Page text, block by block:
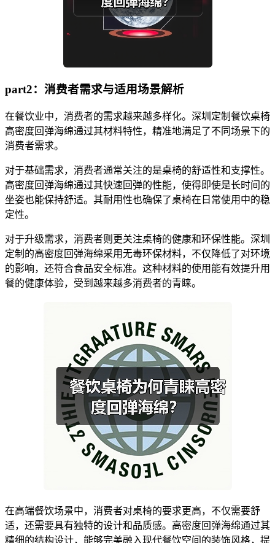
part2：消费者需求与适用场景解析
在餐饮业中，消费者的需求越来越多样化。深圳定制餐饮桌椅
高密度回弹海绵通过其材料特性，精准地满足了不同场景下的
消费者需求。
对于基础需求，消费者通常关注的是桌椅的舒适性和支撑性。
高密度回弹海绵通过其快速回弹的性能，使得即使是长时间的
坐姿也能保持舒适。其耐用性也确保了桌椅在日常使用中的稳
定性。
对于升级需求，消费者则更关注桌椅的健康和环保性能。深圳
定制的高密度回弹海绵采用无毒环保材料，不仅降低了对环境
的影响，还符合食品安全标准。这种材料的使用能有效提升用
餐的健康体验，受到越来越多消费者的青睐。
在高端餐饮场景中，消费者对桌椅的要求更高，不仅需要舒
适，还需要具有独特的设计和品质感。高密度回弹海绵通过其
精细的结构设计，能够完美融入现代餐饮空间的装饰风格，提